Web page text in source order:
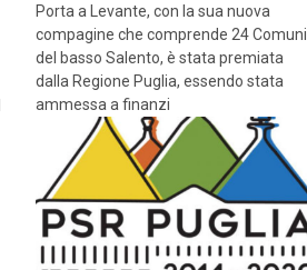
Porta a Levante, con la sua nuova
compagine che comprende 24 Comuni
del basso Salento, è stata premiata
dalla Regione Puglia, essendo stata
ammessa a finanzi